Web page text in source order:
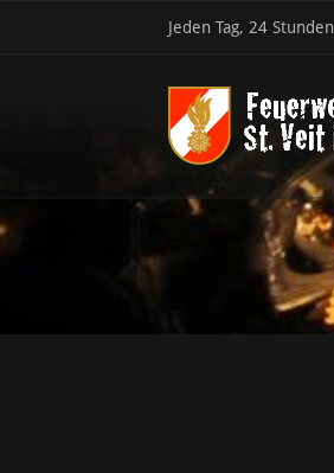
Jeden Tag, 24